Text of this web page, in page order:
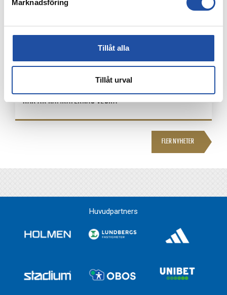
Marknadsföring
Tillåt alla
Tillåt urval
HÄR ÄR KAMRATERNAS VECKA
FLER NYHETER
Huvudpartners